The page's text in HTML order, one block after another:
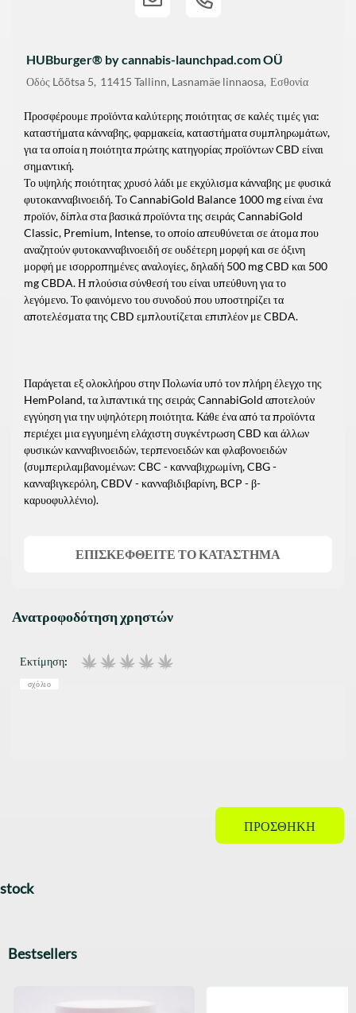
Ανατροφοδότηση χρηστών
Εκτίμηση:
σχόλιο
ΠΡΟΣΘΉΚΗ
HUBburger® by cannabis-launchpad.com OÜ
Οδός Lõõtsa 5 11415 Tallinn, Lasnamäe linnaosa Εσθονία
Προσφέρουμε προϊόντα καλύτερης ποιότητας σε καλές τιμές για:
καταστήματα κάνναβης, φαρμακεία, καταστήματα συμπληρωμάτων,
για τα οποία η ποιότητα πρώτης κατηγορίας προϊόντων CBD είναι
σημαντική.
Το υψηλής ποιότητας χρυσό λάδι με εκχύλισμα κάνναβης με φυσικά
φυτοκανναβινοειδή. Το CannabiGold Balance 1000 mg είναι ένα
προϊόν, δίπλα στα βασικά προϊόντα της σειράς CannabiGold
Classic, Premium, Intense, το οποίο απευθύνεται σε άτομα που
αναζητούν φυτοκανναβινοειδή σε ουδέτερη μορφή και σε όξινη
μορφή με ισορροπημένες αναλογίες, δηλαδή 500 mg CBD και 500
mg CBDA. Η πλούσια σύνθεσή του είναι υπεύθυνη για το
λεγόμενο. Το φαινόμενο του συνοδού που υποστηρίζει τα
αποτελέσματα της CBD εμπλουτίζεται επιπλέον με CBDA.
Παράγεται εξ ολοκλήρου στην Πολωνία υπό τον πλήρη έλεγχο της
HemPoland, τα λιπαντικά της σειράς CannabiGold αποτελούν
εγγύηση για την υψηλότερη ποιότητα. Κάθε ένα από τα προϊόντα
περιέχει μια εγγυημένη ελάχιστη συγκέντρωση CBD και άλλων
φυσικών κανναβινοειδών, τερπενοειδών και φλαβονοειδών
(συμπεριλαμβανομένων: CBC - κανναβιχρωμίνη, CBG -
κανναβιγκερόλη, CBDV - κανναβιδιβαρίνη, BCP - β-
καρυοφυλλένιο).
ΕΠΙΣΚΕΦΘΕΊΤΕ ΤΟ ΚΑΤΆΣΤΗΜΑ
stock
Bestsellers